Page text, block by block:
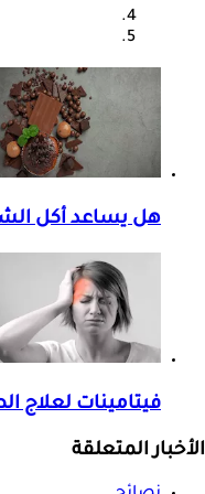
هل يساعد أكل
فيتامينات لعلاج
الأخبار المتعلقة